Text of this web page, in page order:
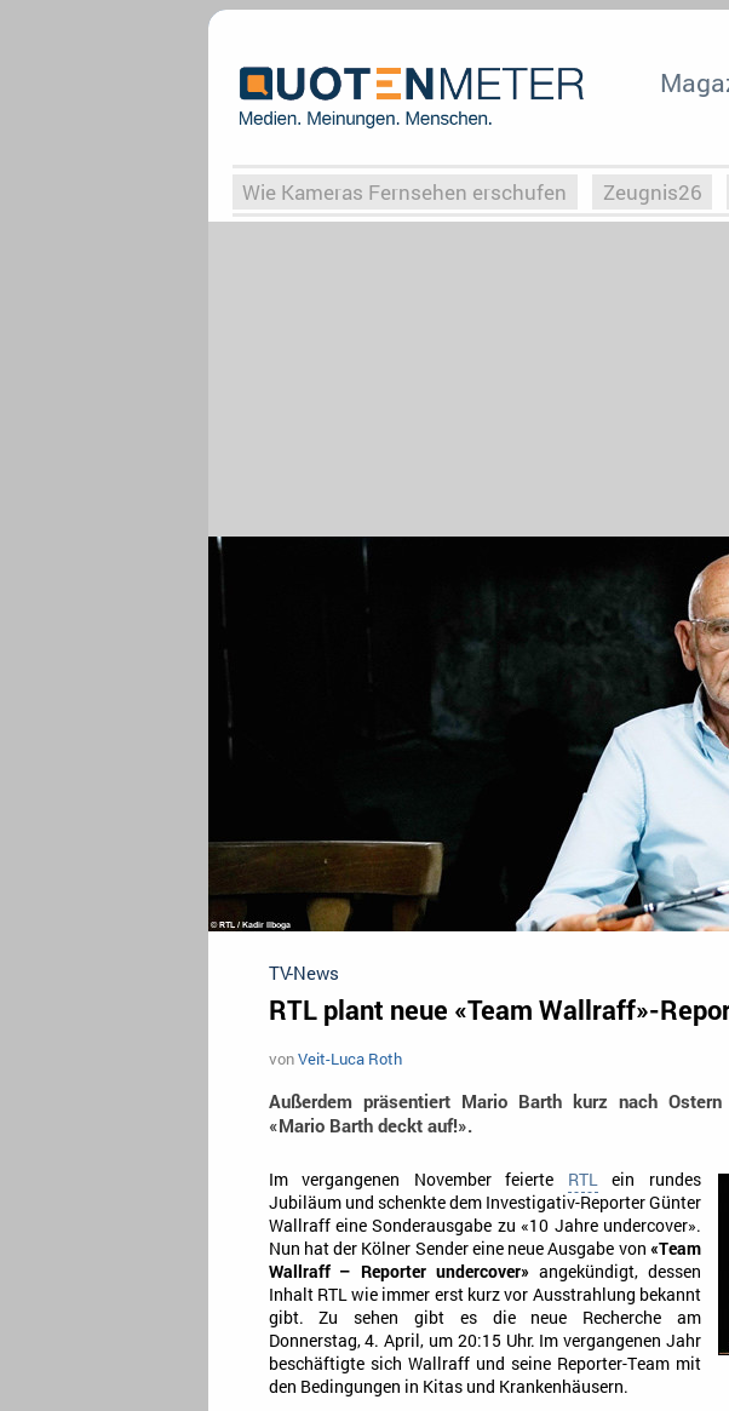
Wie Kameras Fernsehen erschufen Zeugnis26
TV-News
RTL plant neue «Team Wallraff»-
vonVeit-Luca Roth
Außerdem präsentiert Mario Barth kurz nach
«Mario Barth deckt auf!».
Im vergangenen November feierte RTLein rundes
Jubiläum und schenkte dem Investigativ-Reporter Günter
Wallraff eine Sonderausgabe zu «10 Jahre undercover».
Nun hat der Kölner Sender eine neue Ausgabe von «Team
Wallraff – Reporter undercover» angekündigt, dessen
Inhalt RTL wie immer erst kurz vor Ausstrahlung bekannt
gibt. Zu sehen gibt es die neue Recherche am
Donnerstag, 4. April, um 20:15 Uhr. Im vergangenen Jahr
beschäftigte sich Wallraff und seine Reporter-Team mit
den Bedingungen in Kitas und Krankenhäusern.